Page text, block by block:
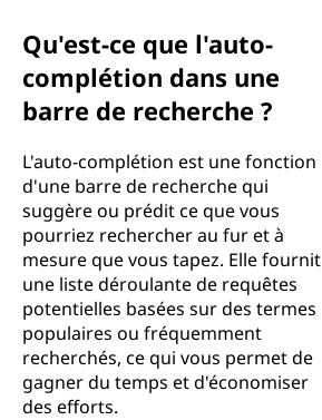
Qu'est-ce que l'auto-
complétion dans une
barre de recherche ?
L'auto-complétion est une fonction
d'une barre de recherche qui
suggère ou prédit ce que vous
pourriez rechercher au fur et à
mesure que vous tapez. Elle fournit
une liste déroulante de requêtes
potentielles basées sur des termes
populaires ou fréquemment
recherchés, ce qui vous permet de
gagner du temps et d'économiser
des efforts.